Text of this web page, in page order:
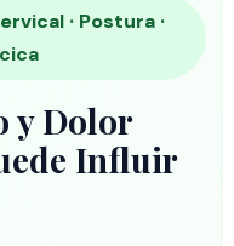
· Postura ·
y Dolor
Influir